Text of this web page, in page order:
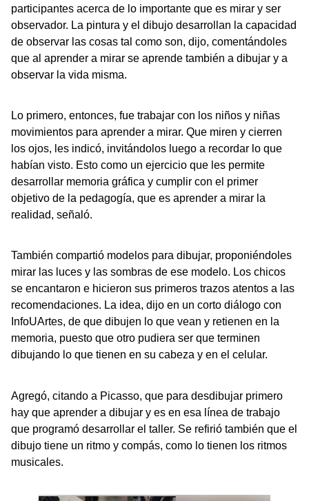
participantes acerca de lo importante que es mirar y ser
observador. La pintura y el dibujo desarrollan la capacidad
de observar las cosas tal como son, dijo, comentándoles
que al aprender a mirar se aprende también a dibujar y a
observar la vida misma.
Lo primero, entonces, fue trabajar con los niños y niñas
movimientos para aprender a mirar. Que miren y cierren
los ojos, les indicó, invitándolos luego a recordar lo que
habían visto. Esto como un ejercicio que les permite
desarrollar memoria gráfica y cumplir con el primer
objetivo de la pedagogía, que es aprender a mirar la
realidad, señaló.
También compartió modelos para dibujar, proponiéndoles
mirar las luces y las sombras de ese modelo. Los chicos
se encantaron e hicieron sus primeros trazos atentos a las
recomendaciones. La idea, dijo en un corto diálogo con
InfoUArtes, de que dibujen lo que vean y retienen en la
memoria, puesto que otro pudiera ser que terminen
dibujando lo que tienen en su cabeza y en el celular.
Agregó, citando a Picasso, que para desdibujar primero
hay que aprender a dibujar y es en esa línea de trabajo
que programó desarrollar el taller. Se refirió también que el
dibujo tiene un ritmo y compás, como lo tienen los ritmos
musicales.